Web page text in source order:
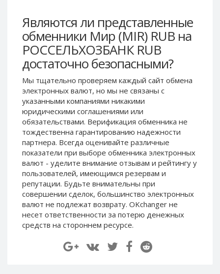
Являются ли представленные
обменники Мир (MIR) RUB на
РОССЕЛЬХОЗБАНК RUB
достаточно безопасными?
Мы тщательно проверяем каждый сайт обмена
электронных валют, но мы не связаны c
указанными компаниями никакими
юридическими соглашениями или
обязательствами. Верификация обменника не
тождественна гарантированию надежности
партнера. Всегда оценивайте различные
показатели при выборе обменника электронных
валют - уделите внимание отзывам и рейтингу у
пользователей, имеющимся резервам и
репутации. Будьте внимательны при
совершении сделок, большинство электронных
валют не подлежат возврату. OKchanger не
несет ответственности за потерю денежных
средств на стороннем ресурсе.
AliPay CNY
UnionPay CNY
Paymer USD
Paymer RUB
Capitalist USD
Capitalist RUB
Capitalist EUR
Payoneer USD
Payoneer EUR
Revolut Binance USD
(BUSD)
Revolut USD
Revolut EUR
Revolut GBP
Global24 UAH
Piastrix RUB
UnionPay CNY
Paymer USD
Paymer RUB
Paymer UAH
Capitalist USD
Capitalist RUB
Capitalist EUR
Payoneer USD
Payoneer EUR
Revolut Binance USD
(BUSD)
Revolut USD
Revolut EUR
Revolut GBP
Piastrix RUB